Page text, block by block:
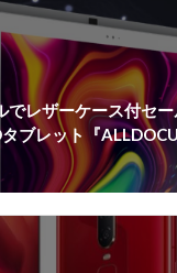
でレザーケース付セ
ブレット『